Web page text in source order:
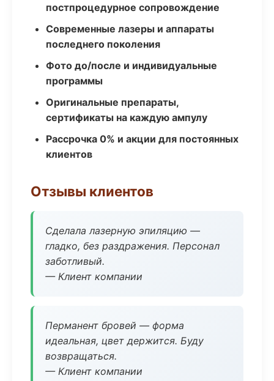
постпроцедурное сопровождение
Современные лазеры и аппараты
последнего поколения
Фото до/после и индивидуальные
программы
Оригинальные препараты,
сертификаты на каждую ампулу
Рассрочка 0% и акции для постоянных
клиентов
Отзывы клиентов
Сделала лазерную эпиляцию —
гладко, без раздражения. Персонал
заботливый.
— Клиент компании
Перманент бровей — форма
идеальная, цвет держится. Буду
возвращаться.
— Клиент компании